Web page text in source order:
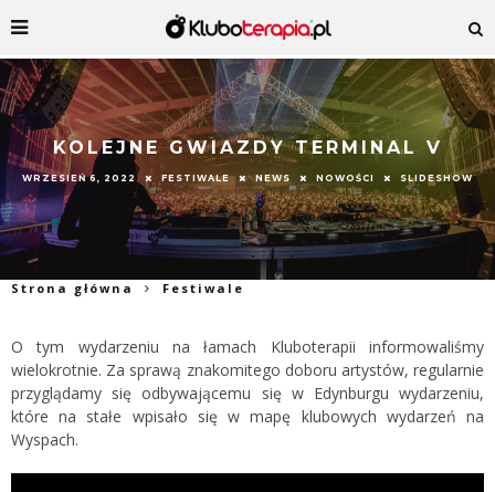
KOLEJNE GWIAZDY TERMINAL V
WRZESIEŃ 6, 2022 FESTIWALE NEWS NOWOŚCI SLIDESHOW
Strona główna Festiwale
O tym wydarzeniu na łamach Kluboterapii informowaliśmy
wielokrotnie. Za sprawą znakomitego doboru artystów, regularnie
przyglądamy się odbywającemu się w Edynburgu wydarzeniu,
które na stałe wpisało się w mapę klubowych wydarzeń na
Wyspach.